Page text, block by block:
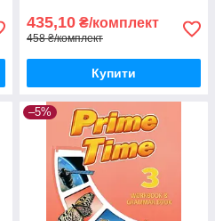
435,10 ₴/комплект
458 ₴/комплект
Купити
–5%